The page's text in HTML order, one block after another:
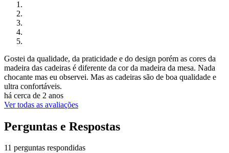
Gostei da qualidade, da praticidade e do design porém as cores da
madeira das cadeiras é diferente da cor da madeira da mesa. Nada
chocante mas eu observei. Mas as cadeiras são de boa qualidade e
ultra confortáveis.
há cerca de 2 anos
Ver todas as avaliações
Perguntas e Respostas
11 perguntas respondidas